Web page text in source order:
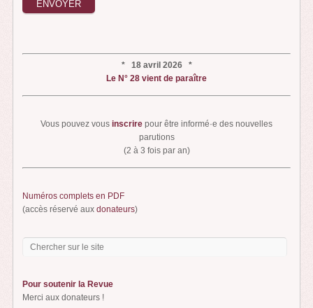
* 18 avril 2026 *
Le N° 28 vient de paraître
Vous pouvez vous inscrire pour être informé·e des nouvelles
parutions
(2 à 3 fois par an)
Numéros complets en PDF
(accès réservé auxdonateurs)
Pour soutenir la Revue
Merci aux donateurs !